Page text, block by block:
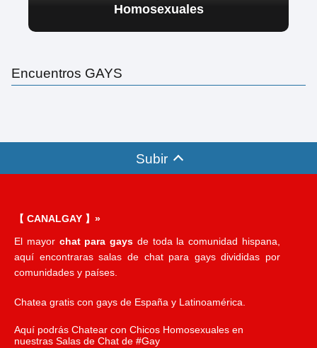
Homosexuales
Encuentros GAYS
Subir
【 CANALGAY 】»
El mayor chat para gays de toda la comunidad hispana,
aquí encontraras salas de chat para gays divididas por
comunidades y países.
Chatea gratis con gays de España y Latinoamérica.
Aquí podrás Chatear con Chicos Homosexuales en
nuestras Salas de Chat de #Gay